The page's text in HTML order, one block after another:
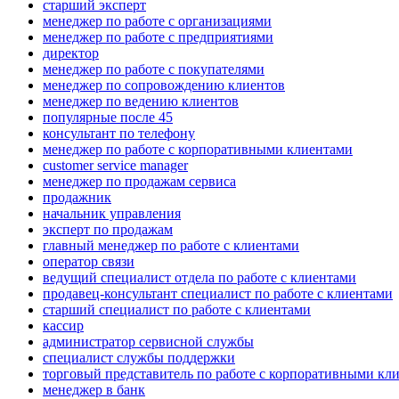
старший эксперт
менеджер по работе с организациями
менеджер по работе с предприятиями
директор
менеджер по работе с покупателями
менеджер по сопровождению клиентов
менеджер по ведению клиентов
популярные после 45
консультант по телефону
менеджер по работе с корпоративными клиентами
customer service manager
менеджер по продажам сервиса
продажник
начальник управления
эксперт по продажам
главный менеджер по работе с клиентами
оператор связи
ведущий специалист отдела по работе с клиентами
продавец-консультант специалист по работе с клиентами
старший специалист по работе с клиентами
кассир
администратор сервисной службы
специалист службы поддержки
торговый представитель по работе с корпоративными
менеджер в банк